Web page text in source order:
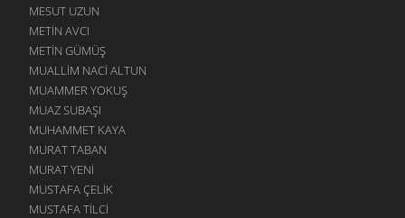
MESUT UZUN
METIN AVCI
METIN GÜMÜŞ
MUALLIM NACI ALTUN
MUAMMER YOKUŞ
MUAZ SUBAŞI
MUHAMMET KAYA
MURAT TABAN
MURAT YENI
MUSTAFA ÇELIK
MUSTAFA TILCI